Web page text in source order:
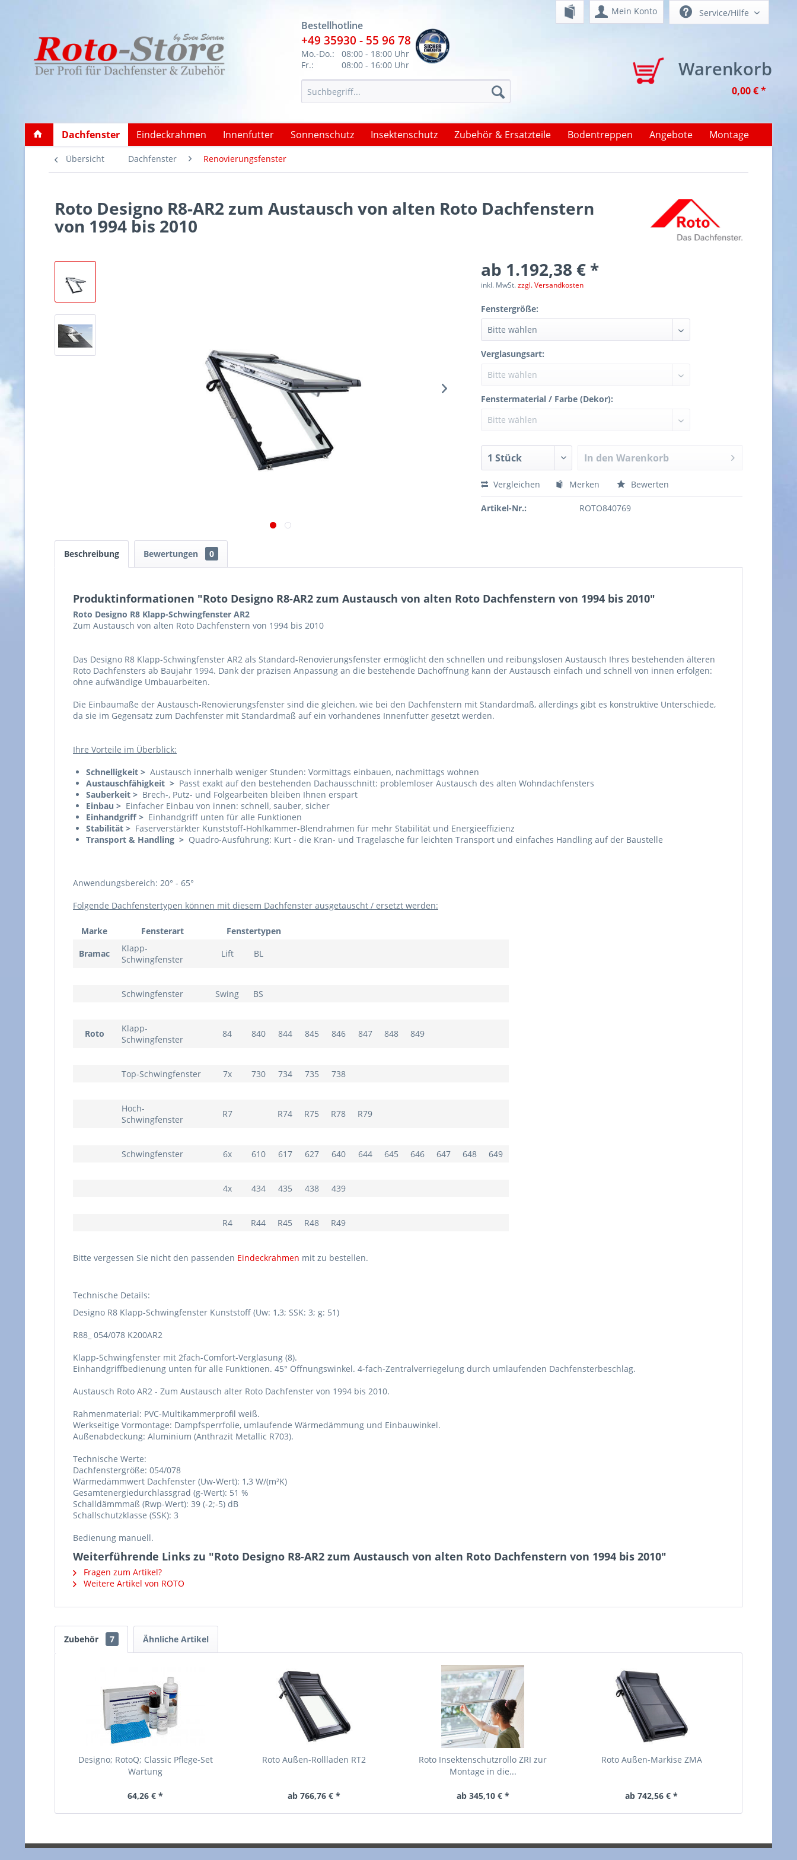
Bestellhotline
+49 35930 - 55 96 78
Mo.-Do.:
08:00 - 18:00 Uhr
Fr.:
08:00 - 16:00 Uhr
Mein Konto
Warenkorb
0,00 € *
Service/Hilfe
Dachfenster Eindeckrahmen Innenfutter Sonnenschutz Insektenschutz Zubehör & Ersatzteile Bodentreppen Angebote Montage
Übersicht Dachfenster Renovierungsfenster
Roto Designo R8-AR2 zum Austausch von alten Roto Dachfenstern
von 1994 bis 2010
ab 1.192,38 € *
inkl. MwSt.zzgl. Versandkosten
Fenstergröße:
Verglasungsart:
Fenstermaterial / Farbe (Dekor):
In den Warenkorb
Vergleichen Merken Bewerten
Artikel-Nr.: ROTO840769
Beschreibung Bewertungen 0
Produktinformationen "Roto Designo R8-AR2 zum Austausch von alten Roto Dachfenstern von 1994 bis 2010"
Roto Designo R8 Klapp-Schwingfenster AR2
Zum Austausch von alten Roto Dachfenstern von 1994 bis 2010
Das Designo R8 Klapp-Schwingfenster AR2 als Standard-Renovierungsfenster ermöglicht den schnellen und reibungslosen Austausch Ihres bestehenden älteren
Roto Dachfensters ab Baujahr 1994. Dank der präzisen Anpassung an die bestehende Dachöffnung kann der Austausch einfach und schnell von innen erfolgen:
ohne aufwändige Umbauarbeiten.
Die Einbaumaße der Austausch-Renovierungsfenster sind die gleichen, wie bei den Dachfenstern mit Standardmaß, allerdings gibt es konstruktive Unterschiede,
da sie im Gegensatz zum Dachfenster mit Standardmaß auf ein vorhandenes Innenfutter gesetzt werden.
Ihre Vorteile im Überblick:
Schnelligkeit > Austausch innerhalb weniger Stunden: Vormittags einbauen, nachmittags wohnen
Austauschfähigkeit > Passt exakt auf den bestehenden Dachausschnitt: problemloser Austausch des alten Wohndachfensters
Sauberkeit > Brech-, Putz- und Folgearbeiten bleiben Ihnen erspart
Einbau > Einfacher Einbau von innen: schnell, sauber, sicher
Einhandgriff > Einhandgriff unten für alle Funktionen
Stabilität > Faserverstärkter Kunststoff-Hohlkammer-Blendrahmen für mehr Stabilität und Energieeffizienz
Transport & Handling > Quadro-Ausführung: Kurt - die Kran- und Tragelasche für leichten Transport und einfaches Handling auf der Baustelle
Anwendungsbereich: 20° - 65°
Folgende Dachfenstertypen können mit diesem Dachfenster ausgetauscht / ersetzt werden:
Marke Fensterart
Fenstertypen
Bramac
Klapp-
Schwingfenster
Lift BL
Schwingfenster Swing BS
Roto
Klapp-
Schwingfenster
84 840 844 845 846 847 848 849
Top-Schwingfenster 7x 730 734 735 738
Hoch-
Schwingfenster
R7 R74 R75 R78 R79
Schwingfenster 6x 610 617 627 640 644 645 646 647 648 649
4x 434 435 438 439
R4 R44 R45 R48 R49
Bitte vergessen Sie nicht den passenden Eindeckrahmen mit zu bestellen.
Technische Details:
Designo R8 Klapp-Schwingfenster Kunststoff (Uw: 1,3; SSK: 3; g: 51)
R88_ 054/078 K200AR2
Klapp-Schwingfenster mit 2fach-Comfort-Verglasung (8).
Einhandgriffbedienung unten für alle Funktionen. 45° Öffnungswinkel. 4-fach-Zentralverriegelung durch umlaufenden Dachfensterbeschlag.
Austausch Roto AR2 - Zum Austausch alter Roto Dachfenster von 1994 bis 2010.
Rahmenmaterial: PVC-Multikammerprofil weiß.
Werkseitige Vormontage: Dampfsperrfolie, umlaufende Wärmedämmung und Einbauwinkel.
Außenabdeckung: Aluminium (Anthrazit Metallic R703).
Technische Werte:
Dachfenstergröße: 054/078
Wärmedämmwert Dachfenster (Uw-Wert): 1,3 W/(m²K)
Gesamtenergiedurchlassgrad (g-Wert): 51 %
Schalldämmmaß (Rwp-Wert): 39 (-2;-5) dB
Schallschutzklasse (SSK): 3
Bedienung manuell.
Weiterführende Links zu "Roto Designo R8-AR2 zum Austausch von alten Roto Dachfenstern von 1994 bis 2010"
Fragen zum Artikel?
Weitere Artikel von ROTO
Zubehör 7 Ähnliche Artikel
Designo; RotoQ; Classic Pflege-Set
Wartung
64,26 € *
Roto Außen-Rollladen RT2
ab 766,76 € *
Roto Insektenschutzrollo ZRI zur
Montage in die...
ab 345,10 € *
Roto Außen-Markise ZMA
ab 742,56 € *